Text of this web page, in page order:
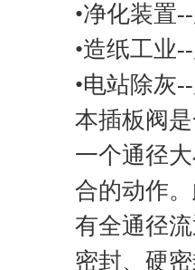
•净化装置
•造纸工业
•电站除灰
本插板阀
一个通径
合的动作
有全通径
密封、硬